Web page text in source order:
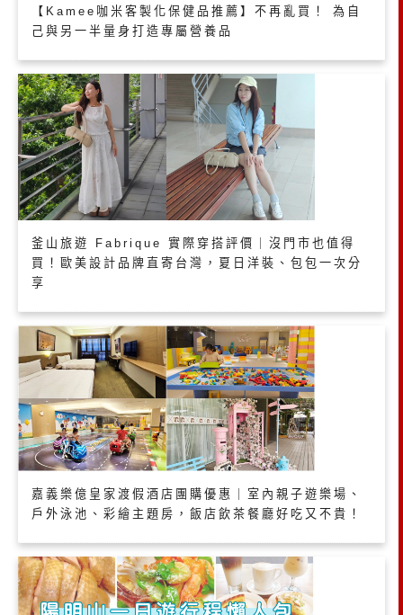
【Kamee咖米客製化保健品推薦】不再亂買！ 為自
己與另一半量身打造專屬營養品
釜山旅遊 Fabrique 實際穿搭評價｜沒門市也值得
買！歐美設計品牌直寄台灣，夏日洋裝、包包一次分
享
嘉義樂億皇家渡假酒店團購優惠｜室內親子遊樂場、
戶外泳池、彩繪主題房，飯店飲茶餐廳好吃又不貴！